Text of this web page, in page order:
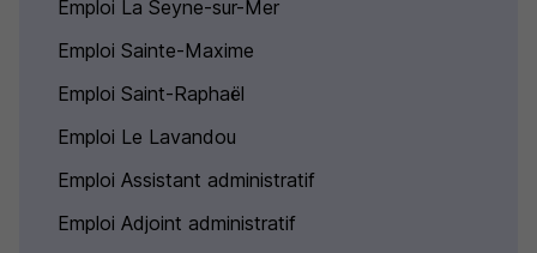
Emploi La Seyne-sur-Mer
Emploi Sainte-Maxime
Emploi Saint-Raphaël
Emploi Le Lavandou
Emploi Assistant administratif
Emploi Adjoint administratif